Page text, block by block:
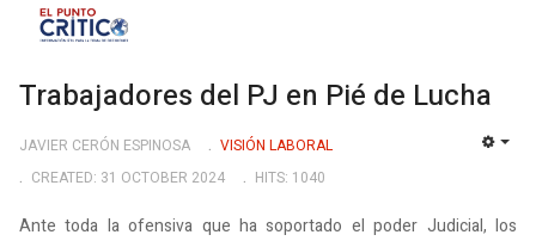
Trabajadores del PJ en Pié de Lucha
JAVIER CERÓN ESPINOSA
VISIÓN LABORAL
CREATED: 31 OCTOBER 2024
HITS: 1040
Ante toda la ofensiva que ha soportado el poder Judicial, los